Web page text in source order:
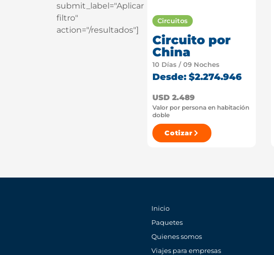
submit_label="Aplicar
filtro"
action="/resultados"]
Circuitos
Circuito por
China
10 Días / 09 Noches
Desde: $2.274.946
USD 2.489
Valor por persona en habitación
doble
Cotizar
Inicio
Paquetes
Quienes somos
Viajes para empresas